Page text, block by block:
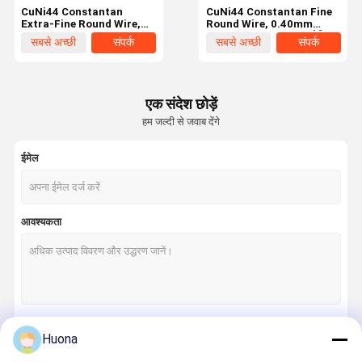
CuNi44 Constantan Fine
Round Wire, 0.40mm
Diameter CW50600 प्रेसिजन
सेंसिंग और मिनी रेजिस्टर्स निर्माण के
सबसे अच्छी
संपर्क
CuNi44 Constantan
Extra-Fine Round Wire,
0.25mm Diameter Alloy
CW50600 माइक्रो प्रेसिजन
सबसे अच्छी
संपर्क
एक संदेश छोड़ें
हम जल्दी से जवाब देंगे
ईमेल
आवश्यकता
Huona